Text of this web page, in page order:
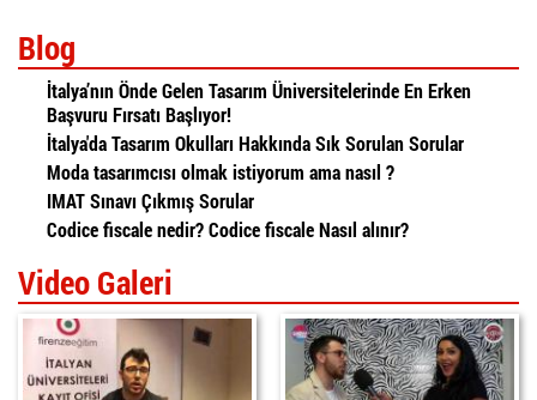
Blog
İtalya’nın Önde Gelen Tasarım Üniversitelerinde En Erken
Başvuru Fırsatı Başlıyor!
İtalya'da Tasarım Okulları Hakkında Sık Sorulan Sorular
Moda tasarımcısı olmak istiyorum ama nasıl ?
IMAT Sınavı Çıkmış Sorular
Codice fiscale nedir? Codice fiscale Nasıl alınır?
Video Galeri
İtalya'da Mimarlık Sınavıitalyada egitim
daniele